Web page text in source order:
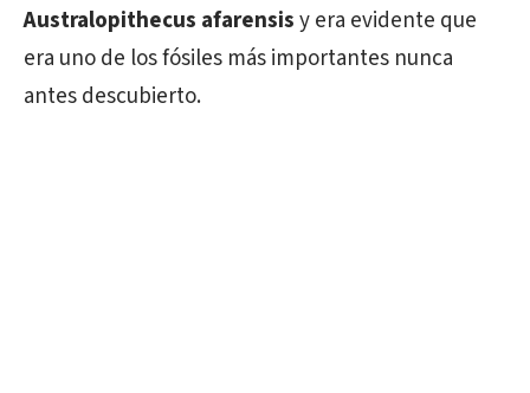
Australopithecus afarensisy era evidente que
era uno de los fósiles más importantes nunca
antes descubierto.